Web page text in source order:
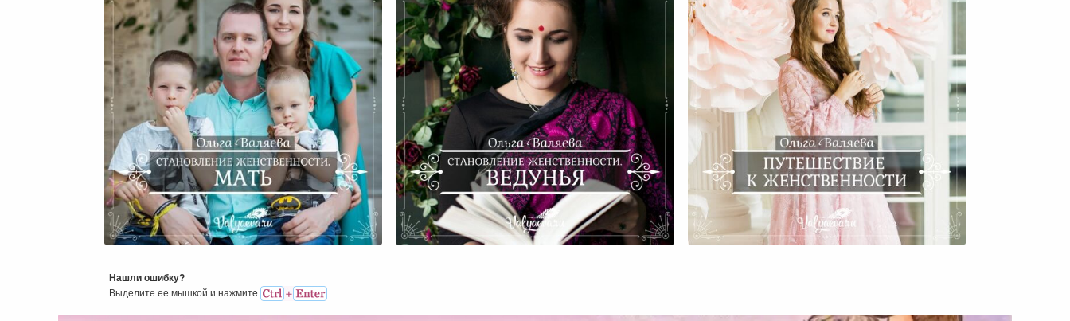
Становление Женственности.
Мать.
Становление Женственности.
Ведунья.
Путешествие К Женственности
Нашли ошибку?
Выделите ее мышкой и нажмитe